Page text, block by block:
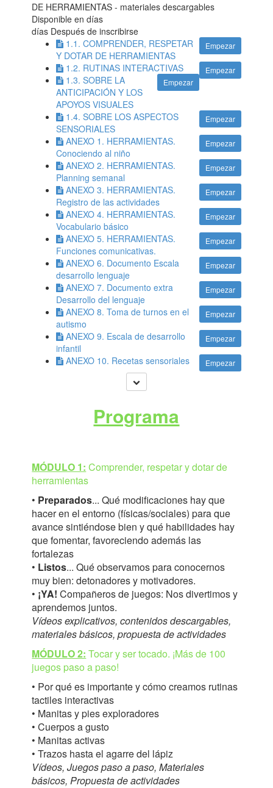
DE HERRAMIENTAS - materiales descargables
Disponible endías
días Después de inscribirse
Empezar
1.1. COMPRENDER, RESPETAR
Y DOTAR DE HERRAMIENTAS
Empezar
1.2. RUTINAS INTERACTIVAS
Empezar
1.3. SOBRE LA
ANTICIPACIÓN Y LOS
APOYOS VISUALES
Empezar
1.4. SOBRE LOS ASPECTOS
SENSORIALES
Empezar
ANEXO 1. HERRAMIENTAS.
Conociendo al niño
Empezar
ANEXO 2. HERRAMIENTAS.
Planning semanal
Empezar
ANEXO 3. HERRAMIENTAS.
Registro de las actividades
Empezar
ANEXO 4. HERRAMIENTAS.
Vocabulario básico
Empezar
ANEXO 5. HERRAMIENTAS.
Funciones comunicativas.
Empezar
ANEXO 6. Documento Escala
desarrollo lenguaje
Empezar
ANEXO 7. Documento extra
Desarrollo del lenguaje
Empezar
ANEXO 8. Toma de turnos en el
autismo
Empezar
ANEXO 9. Escala de desarrollo
infantil
Empezar
ANEXO 10. Recetas sensoriales
Programa
MÓDULO 1: Comprender, respetar y dotar de
herramientas
• Preparados... Qué modificaciones hay que
hacer en el entorno (físicas/sociales) para que
avance sintiéndose bien y qué habilidades hay
que fomentar, favoreciendo además las
fortalezas
• Listos... Qué observamos para conocernos
muy bien: detonadores y motivadores.
• ¡YA! Compañeros de juegos: Nos divertimos y
aprendemos juntos.
Vídeos explicativos, contenidos descargables,
materiales básicos, propuesta de actividades
MÓDULO 2: Tocar y ser tocado. ¡Más de 100
juegos paso a paso!
• Por qué es importante y cómo creamos rutinas
tactiles interactivas
• Manitas y pies exploradores
• Cuerpos a gusto
• Manitas activas
• Trazos hasta el agarre del lápiz
Vídeos, Juegos paso a paso, Materiales
básicos, Propuesta de actividades